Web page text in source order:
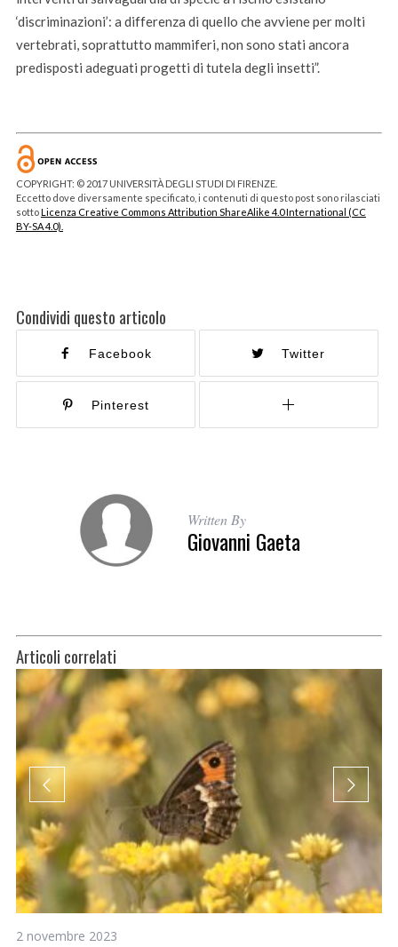
‘discriminazioni’: a differenza di quello che avviene per molti
vertebrati, soprattutto mammiferi, non sono stati ancora
predisposti adeguati progetti di tutela degli insetti”.
COPYRIGHT: © 2017 UNIVERSITÀ DEGLI STUDI DI FIRENZE.
Eccetto dove diversamente specificato, i contenuti di questo post sono rilasciati
sottoLicenza Creative Commons Attribution ShareAlike 4.0 International (CC
BY-SA 4.0).
Condividi questo articolo
Facebook Twitter
Pinterest
Written By
Giovanni Gaeta
Articoli correlati
2 novembre 2023